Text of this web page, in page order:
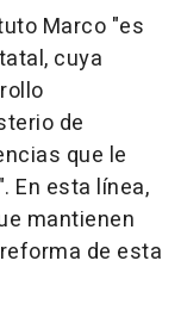
Marco "es
cuya
de
que le
En esta línea,
mantienen
de esta